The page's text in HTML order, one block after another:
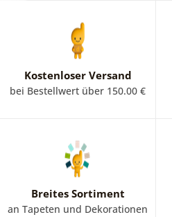
Kostenloser Versand
bei Bestellwert über 150.00 €
Breites Sortiment
an Tapeten und Dekorationen